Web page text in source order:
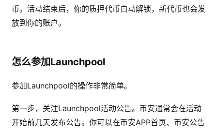
币。活动结束后，你的质押代币自动解锁，新代币也会发
放到你的账户。
怎么参加Launchpool
参加Launchpool的操作非常简单。
第一步，关注Launchpool活动公告。币安通常会在活动
开始前几天发布公告。你可以在币安APP首页、币安公告